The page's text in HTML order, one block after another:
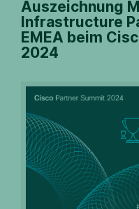
Auszeichnung
Infrastructure
EMEA beim
2024